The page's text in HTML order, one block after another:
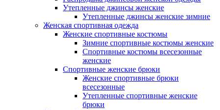
Утепленные джинсы женские
Утепленные джинсы женские зимние
Женская спортивная одежда
Женские спортивные костюмы
Зимние спортивные костюмы женские
Спортивные костюмы всесезонные
женские
Спортивные женские брюки
Женские спортивные брюки
всесезонные
Утепленные спортивные женские
брюки